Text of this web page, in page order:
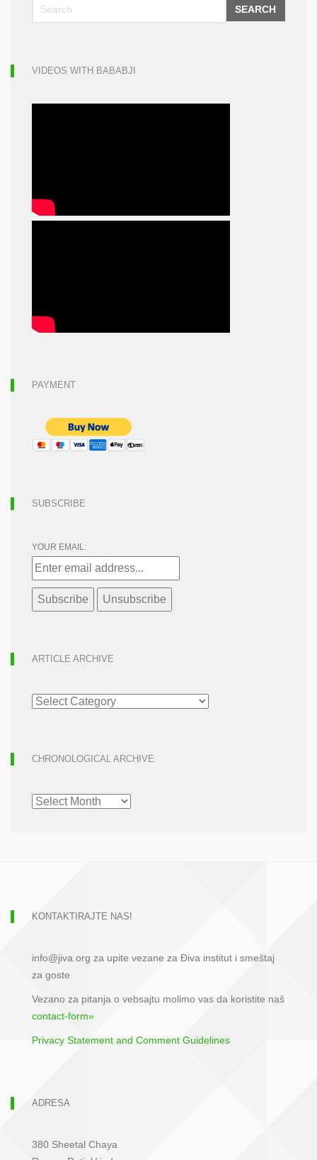
SEARCH
VIDEOS WITH BABABJI
PAYMENT
SUBSCRIBE
YOUR EMAIL:
ARTICLE ARCHIVE
ARTICLE
ARCHIVE
CHRONOLOGICAL ARCHIVE
CHRONOLOGICAL
ARCHIVE
KONTAKTIRAJTE NAS!
info@jiva.org za upite vezane za Điva institut i smeštaj
za goste
Vezano za pitanja o vebsajtu molimo vas da koristite naš
contact-form»
Privacy Statement and Comment Guidelines
ADRESA
380 Sheetal Chaya